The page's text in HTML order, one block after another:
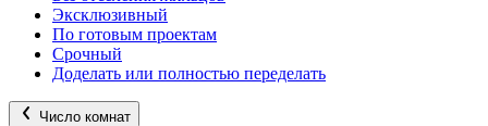
Эксклюзивный
По готовым проектам
Срочный
Доделать или полностью переделать
Число комнат